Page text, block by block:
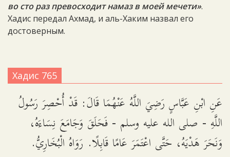
во сто раз превосходит намаз в моей мечети».
Хадис передал Ахмад, и аль-Хаким назвал его
достоверным.
Хадис 765
عَنِ ابْنِ عَبَّاسٍ رَضِيَ اللَّهُ عَنْهُمَا قَالَ: قَدْ أُحْصِرَ رَسُولُ
اللَّهِ - صلى الله عليه وسلم - فَحَلَقَ وَجَامَعَ نِسَاءَهُ،
وَنَحَرَ هَدْيَهُ، حَتَّى اعْتَمَرَ عَامًا قَابِلًا. رَوَاهُ الْبُخَارِيُّ.